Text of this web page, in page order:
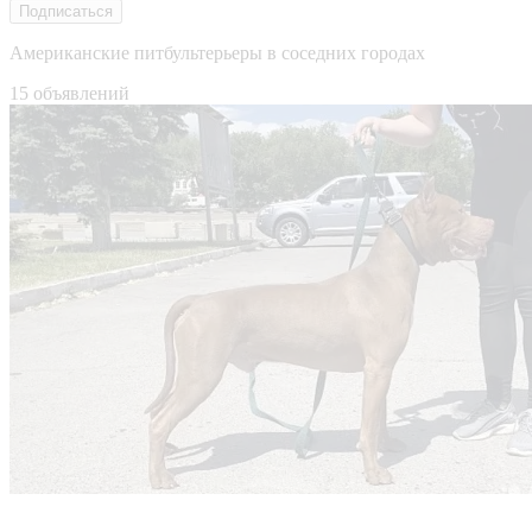
Подписаться
Американские питбультерьеры в соседних городах
15 объявлений